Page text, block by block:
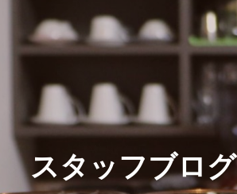
スタッフブログ